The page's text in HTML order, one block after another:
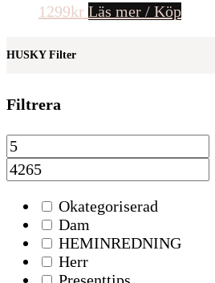
1299kr Läs mer / Köp
HUSKY Filter
Filtrera
Okategoriserad
Dam
HEMINREDNING
Herr